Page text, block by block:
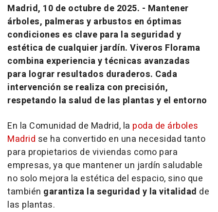
Madrid, 10 de octubre de 2025. - Mantener
árboles, palmeras y arbustos en óptimas
condiciones es clave para la seguridad y
estética de cualquier jardín. Viveros Florama
combina experiencia y técnicas avanzadas
para lograr resultados duraderos. Cada
intervención se realiza con precisión,
respetando la salud de las plantas y el entorno
En la Comunidad de Madrid, la poda de árboles
Madrid se ha convertido en una necesidad tanto
para propietarios de viviendas como para
empresas, ya que mantener un jardín saludable
no solo mejora la estética del espacio, sino que
también garantiza la seguridad y la vitalidad de
las plantas.